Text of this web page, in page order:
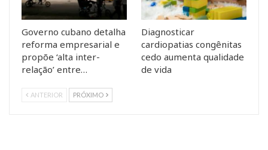
Governo cubano detalha
reforma empresarial e
propõe ‘alta inter-
relação’ entre…
Diagnosticar
cardiopatias congênitas
cedo aumenta qualidade
de vida
ANTERIOR PRÓXIMO